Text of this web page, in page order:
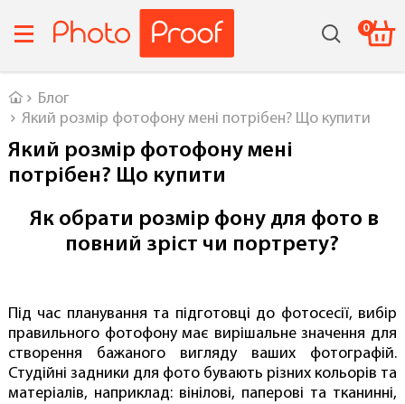
0
Головна
Блог
Який розмір фотофону мені потрібен? Що купити
Який розмір фотофону мені
потрібен? Що купити
Як обрати розмір фону для фото в
повний зріст чи портрету?
Під час планування та підготовці до фотосесії, вибір
правильного фотофону має вирішальне значення для
створення бажаного вигляду ваших фотографій.
Студійні задники для фото бувають різних кольорів та
матеріалів, наприклад: вінілові, паперові та тканинні,